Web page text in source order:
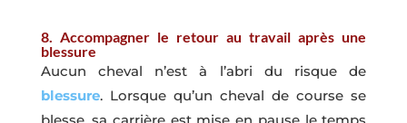
8. Accompagner le retour au travail après une
blessure
Aucun cheval n’est à l’abri du risque de
blessure. Lorsque qu’un cheval de course se